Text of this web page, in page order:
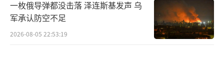
一枚俄导弹都没击落 泽连斯基发声 乌
军承认防空不足
2026-08-05 22:53:19